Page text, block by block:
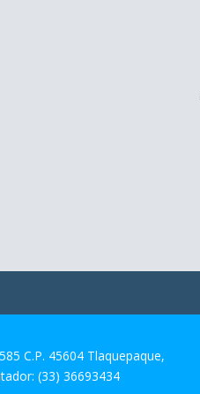
C.P. 45604 Tlaquepaque,
(33) 36693434